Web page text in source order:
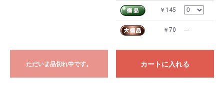
ただいま品切れ中です。
￥145
￥70 ---
カートに入れる